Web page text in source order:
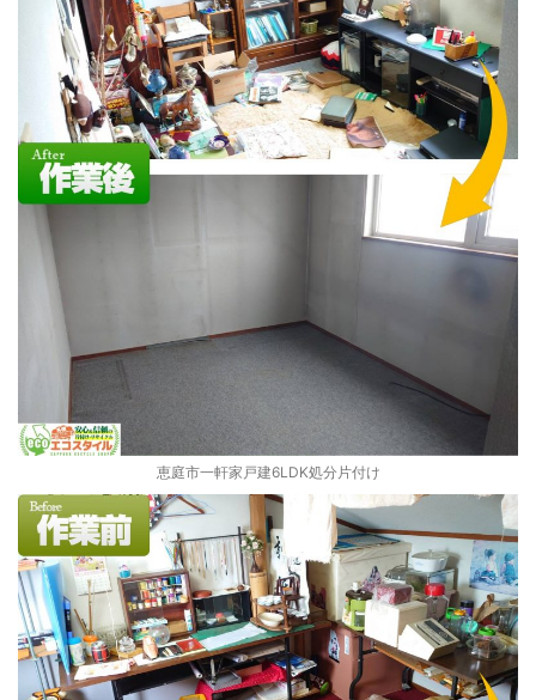
恵庭市一軒家戸建6LDK処分片付け